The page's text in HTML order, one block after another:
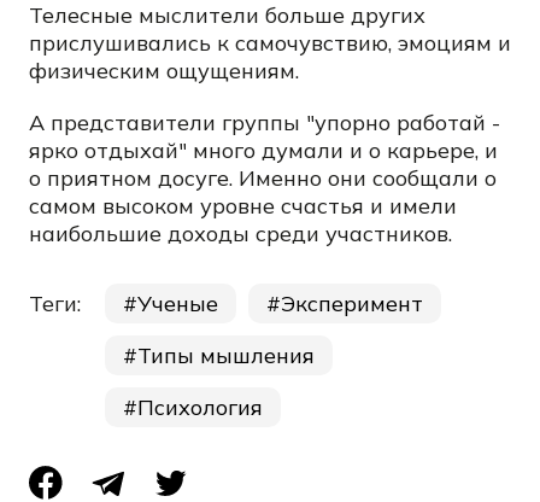
Телесные мыслители больше других
прислушивались к самочувствию, эмоциям и
физическим ощущениям.
А представители группы "упорно работай -
ярко отдыхай" много думали и о карьере, и
о приятном досуге. Именно они сообщали о
самом высоком уровне счастья и имели
наибольшие доходы среди участников.
Теги: Ученые
Эксперимент
Типы мышления
Психология